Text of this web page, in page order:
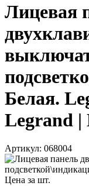
Лицевая
Белая.
Legrand |
Артикул: 068004
Цена за шт.